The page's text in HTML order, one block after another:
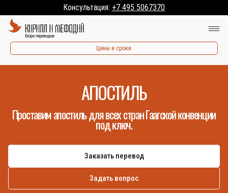
Консультация: +7 495 5067370
Цены и сроки
АПОСТИЛЬ
Проставим апостиль для всех стран Гаагской конвенции
под ключ.
Заказать перевод
Задать вопрос